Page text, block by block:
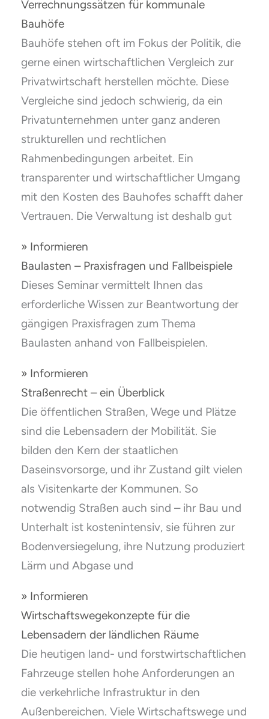
Verrechnungssätzen für kommunale
Bauhöfe
Bauhöfe stehen oft im Fokus der Politik, die
gerne einen wirtschaftlichen Vergleich zur
Privatwirtschaft herstellen möchte. Diese
Vergleiche sind jedoch schwierig, da ein
Privatunternehmen unter ganz anderen
strukturellen und rechtlichen
Rahmenbedingungen arbeitet. Ein
transparenter und wirtschaftlicher Umgang
mit den Kosten des Bauhofes schafft daher
Vertrauen. Die Verwaltung ist deshalb gut
» Informieren
Baulasten – Praxisfragen und Fallbeispiele
Dieses Seminar vermittelt Ihnen das
erforderliche Wissen zur Beantwortung der
gängigen Praxisfragen zum Thema
Baulasten anhand von Fallbeispielen.
» Informieren
Straßenrecht – ein Überblick
Die öffentlichen Straßen, Wege und Plätze
sind die Lebensadern der Mobilität. Sie
bilden den Kern der staatlichen
Daseinsvorsorge, und ihr Zustand gilt vielen
als Visitenkarte der Kommunen. So
notwendig Straßen auch sind – ihr Bau und
Unterhalt ist kostenintensiv, sie führen zur
Bodenversiegelung, ihre Nutzung produziert
Lärm und Abgase und
» Informieren
Wirtschaftswegekonzepte für die
Lebensadern der ländlichen Räume
Die heutigen land- und forstwirtschaftlichen
Fahrzeuge stellen hohe Anforderungen an
die verkehrliche Infrastruktur in den
Außenbereichen. Viele Wirtschaftswege und